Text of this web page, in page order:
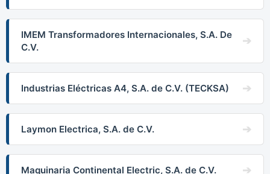
IMEM Transformadores Internacionales, S.A. De
C.V.
Industrias Eléctricas A4, S.A. de C.V. (TECKSA)
Laymon Electrica, S.A. de C.V.
Maquinaria Continental Electric, S.A. de C.V.